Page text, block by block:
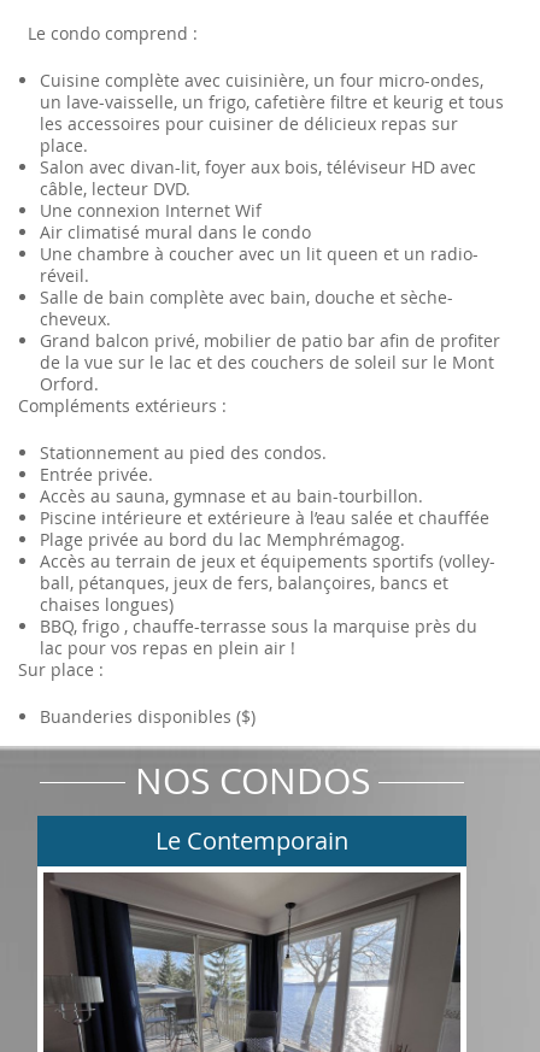
Le condo comprend :
Cuisine complète avec cuisinière, un four micro-ondes,
un lave-vaisselle, un frigo, cafetière filtre et keurig et tous
les accessoires pour cuisiner de délicieux repas sur
place.
Salon avec divan-lit, foyer aux bois, téléviseur HD avec
câble, lecteur DVD.
Une connexion Internet Wif
Air climatisé mural dans le condo
Une chambre à coucher avec un lit queen et un radio-
réveil.
Salle de bain complète avec bain, douche et sèche-
cheveux.
Grand balcon privé, mobilier de patio bar afin de profiter
de la vue sur le lac et des couchers de soleil sur le Mont
Orford.
Compléments extérieurs :
Stationnement au pied des condos.
Entrée privée.
Accès au sauna, gymnase et au bain-tourbillon.
Piscine intérieure et extérieure à l’eau salée et chauffée
Plage privée au bord du lac Memphrémagog.
Accès au terrain de jeux et équipements sportifs (volley-
ball, pétanques, jeux de fers, balançoires, bancs et
chaises longues)
BBQ, frigo , chauffe-terrasse sous la marquise près du
lac pour vos repas en plein air !
Sur place :
Buanderies disponibles ($)
NOS CONDOS
Le Contemporain